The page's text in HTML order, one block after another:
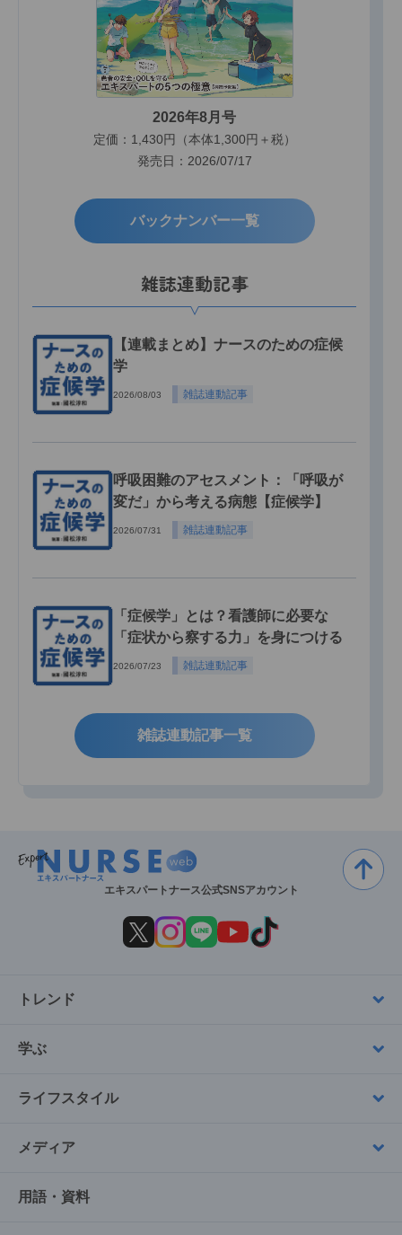
2026年8月号
定価：1,430円（本体1,300円＋税）
発売日：2026/07/17
バックナンバー一覧
雑誌連動記事
【連載まとめ】ナースのための症候
学
2026/08/03 雑誌連動記事
呼吸困難のアセスメント：「呼吸が
変だ」から考える病態【症候学】
2026/07/31 雑誌連動記事
「症候学」とは？看護師に必要な
「症状から察する力」を身につける
2026/07/23 雑誌連動記事
雑誌連動記事一覧
エキスパートナース公式SNSアカウント
トレンド
学ぶ
ライフスタイル
メディア
用語・資料